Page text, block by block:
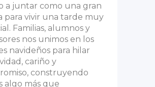
a juntar como una gran
para vivir una tarde muy
Familias, alumnos y
nos unimos en los
navideños para hilar
cariño y
construyendo
algo más que